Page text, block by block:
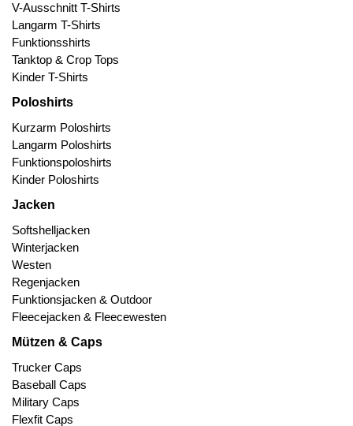
V-Ausschnitt T-Shirts
Langarm T-Shirts
Funktionsshirts
Tanktop & Crop Tops
Kinder T-Shirts
Poloshirts
Kurzarm Poloshirts
Langarm Poloshirts
Funktionspoloshirts
Kinder Poloshirts
Jacken
Softshelljacken
Winterjacken
Westen
Regenjacken
Funktionsjacken & Outdoor
Fleecejacken & Fleecewesten
Mützen & Caps
Trucker Caps
Baseball Caps
Military Caps
Flexfit Caps